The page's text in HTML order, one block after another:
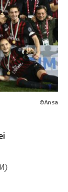
©Ansa